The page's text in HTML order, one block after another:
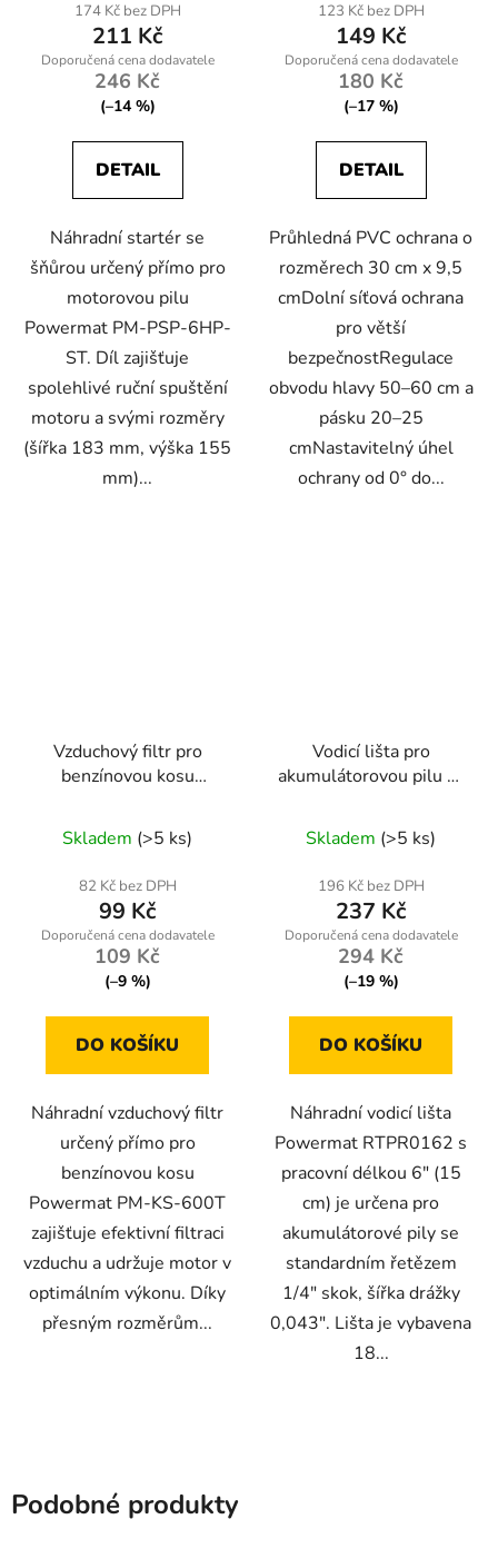
174 Kč bez DPH
211 Kč
246 Kč
(–14 %)
DETAIL
Náhradní startér se
šňůrou určený přímo pro
motorovou pilu
Powermat PM-PSP-6HP-
ST. Díl zajišťuje
spolehlivé ruční spuštění
motoru a svými rozměry
(šířka 183 mm, výška 155
mm)...
123 Kč bez DPH
149 Kč
180 Kč
(–17 %)
DETAIL
Průhledná PVC ochrana o
rozměrech 30 cm x 9,5
cmDolní síťová ochrana
pro větší
bezpečnostRegulace
obvodu hlavy 50–60 cm a
pásku 20–25
cmNastavitelný úhel
ochrany od 0° do...
Vzduchový filtr pro
benzínovou kosu
600T-FI
Skladem (>5 ks)
82 Kč bez DPH
99 Kč
109 Kč
(–9 %)
DO KOŠÍKU
Náhradní vzduchový filtr
určený přímo pro
benzínovou kosu
Powermat PM-KS-600T
zajišťuje efektivní filtraci
vzduchu a udržuje motor v
optimálním výkonu. Díky
přesným rozměrům...
Vodicí lišta pro
akumulátorovou pilu 6"
Skladem (>5 ks)
196 Kč bez DPH
237 Kč
294 Kč
(–19 %)
DO KOŠÍKU
Náhradní vodicí lišta
Powermat RTPR0162 s
pracovní délkou 6" (15
cm) je určena pro
akumulátorové pily se
standardním řetězem
1/4" skok, šířka drážky
0,043". Lišta je vybavena
18...
Podobné produkty